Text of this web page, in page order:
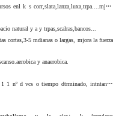
enl k s corr,slata,lanza,luxa,trpa....mjora
natural y a y trpas,scalras,bancos...
cortas,3-5 mdianas o largas, mjora la fuerza
y anaerobica.
1 nº d vcs o tiempo dtrminado, intntando